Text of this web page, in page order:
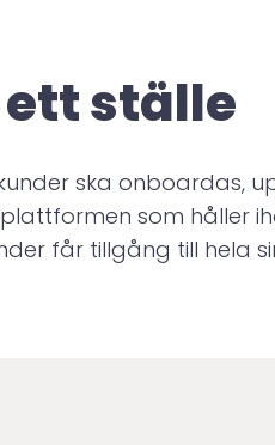
3
4
ställe
ska onboardas,
som håller
får tillgång till hela